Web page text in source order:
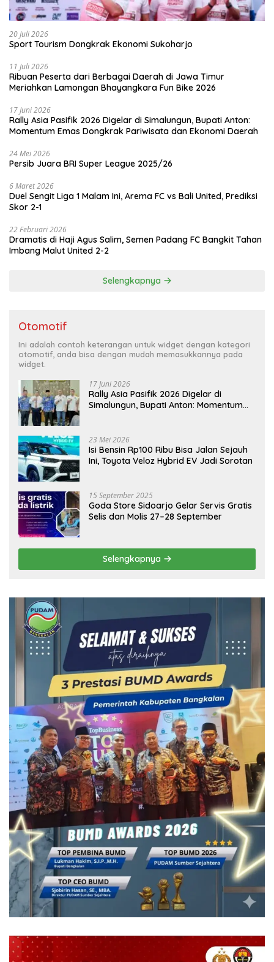
20 Juli 2026
Sport Tourism Dongkrak Ekonomi Sukoharjo
11 Juli 2026
Ribuan Peserta dari Berbagai Daerah di Jawa Timur
Meriahkan Lamongan Bhayangkara Fun Bike 2026
17 Juni 2026
Rally Asia Pasifik 2026 Digelar di Simalungun, Bupati Anton:
Momentum Emas Dongkrak Pariwisata dan Ekonomi Daerah
24 Mei 2026
Persib Juara BRI Super League 2025/26
6 Maret 2026
Duel Sengit Liga 1 Malam Ini, Arema FC vs Bali United, Prediksi
Skor 2-1
22 Februari 2026
Dramatis di Haji Agus Salim, Semen Padang FC Bangkit Tahan
Imbang Malut United 2-2
Selengkapnya
Otomotif
Ini adalah contoh keterangan untuk widget dengan kategori
otomotif, anda bisa dengan mudah memasukkannya pada
widget.
17 Juni 2026
Rally Asia Pasifik 2026 Digelar di
Simalungun, Bupati Anton: Momentum
23 Mei 2026
Isi Bensin Rp100 Ribu Bisa Jalan Sejauh
Ini, Toyota Veloz Hybrid EV Jadi Sorotan
15 September 2025
Goda Store Sidoarjo Gelar Servis Gratis
Selis dan Molis 27–28 September
Selengkapnya